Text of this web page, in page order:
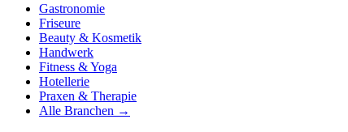
Gastronomie
Friseure
Beauty & Kosmetik
Handwerk
Fitness & Yoga
Hotellerie
Praxen & Therapie
Alle Branchen →